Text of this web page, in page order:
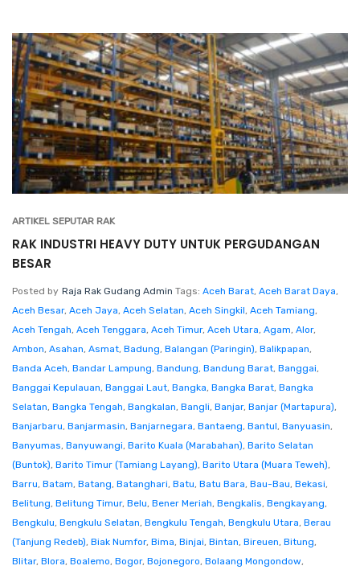
ARTIKEL SEPUTAR RAK
RAK INDUSTRI HEAVY DUTY UNTUK PERGUDANGAN
BESAR
Posted by Raja Rak Gudang Admin Tags: Aceh Barat, Aceh Barat Daya,
Aceh Besar, Aceh Jaya, Aceh Selatan, Aceh Singkil, Aceh Tamiang,
Aceh Tengah, Aceh Tenggara, Aceh Timur, Aceh Utara, Agam, Alor,
Ambon, Asahan, Asmat, Badung, Balangan (Paringin), Balikpapan,
Banda Aceh, Bandar Lampung, Bandung, Bandung Barat, Banggai,
Banggai Kepulauan, Banggai Laut, Bangka, Bangka Barat, Bangka
Selatan, Bangka Tengah, Bangkalan, Bangli, Banjar, Banjar (Martapura),
Banjarbaru, Banjarmasin, Banjarnegara, Bantaeng, Bantul, Banyuasin,
Banyumas, Banyuwangi, Barito Kuala (Marabahan), Barito Selatan
(Buntok), Barito Timur (Tamiang Layang), Barito Utara (Muara Teweh),
Barru, Batam, Batang, Batanghari, Batu, Batu Bara, Bau-Bau, Bekasi,
Belitung, Belitung Timur, Belu, Bener Meriah, Bengkalis, Bengkayang,
Bengkulu, Bengkulu Selatan, Bengkulu Tengah, Bengkulu Utara, Berau
(Tanjung Redeb), Biak Numfor, Bima, Binjai, Bintan, Bireuen, Bitung,
Blitar, Blora, Boalemo, Bogor, Bojonegoro, Bolaang Mongondow,